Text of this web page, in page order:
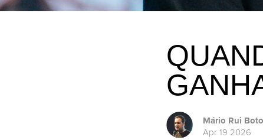
Mário Rui Boto
Apr 19 2026